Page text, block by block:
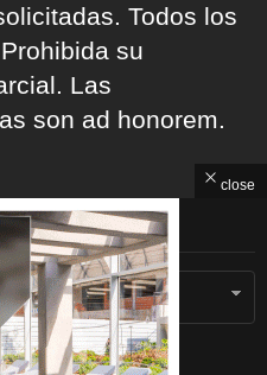
Todos los
su
Las
son ad honorem.
close